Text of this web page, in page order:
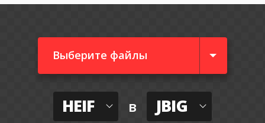
Выберите файлы
HEIF в JBIG